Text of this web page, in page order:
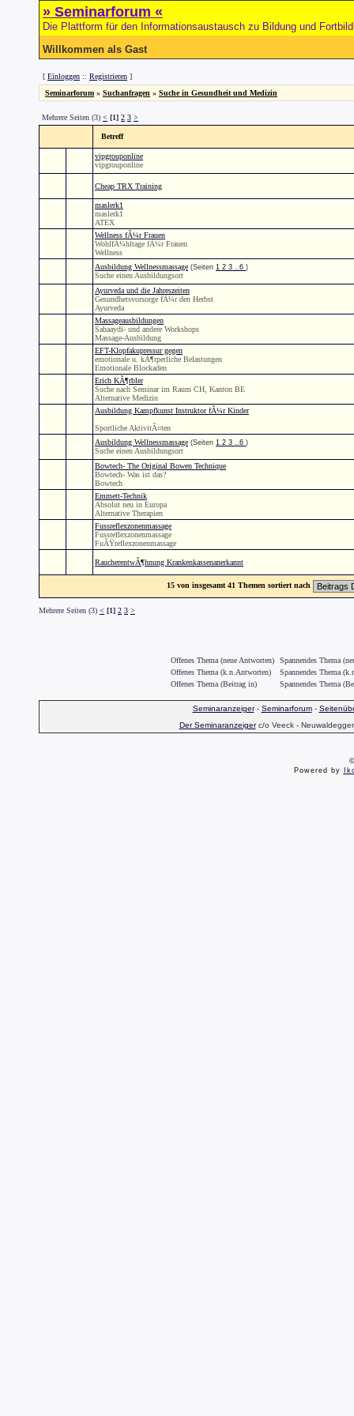
» Seminarforum «
Die Plattform für den Informationsaustausch zu Bildung und
Willkommen als Gast
[ Einloggen :: Registrieren ]
Seminarforum » Suchanfragen » Suche in Gesundheit und Medizin
Mehrere Seiten (3) < [1] 2 3 >
Betreff
vipgrouponline
vipgrouponline
Cheap TRX Training
maslerk1
maslerk1
ATEX
Wellness fÃ¼r Frauen
WohlfÃ¼hltage fÃ¼r Frauen
Wellness
Ausbildung Wellnessmassage (Seiten 1 2 3 ..6 )
Suche einen Ausbildungsort
Ayurveda und die Jahreszeiten
Gesundhetsvorsorge fÃ¼r den Herbst
Ayurveda
Massageausbildungen
Sabaaydi- und andere Workshops
Massage-Ausbildung
EFT-Klopfakupressur gegen
emotionale u. kÃ¶rperliche Belastungen
Emotionale Blockaden
Erich KÃ¶rbler
Suche nach Seminar im Raum CH, Kanton BE
Alternative Medizin
Ausbildung Kampfkunst Instruktor fÃ¼r Kinder
Sportliche AktivitÃ¤ten
Ausbildung Wellnessmassage (Seiten 1 2 3 ..6 )
Suche einen Ausbildungsort
Bowtech- The Original Bowen Technique
Bowtech- Was ist das?
Bowtech
Emmett-Technik
Absolut neu in Europa
Alternative Therapien
Fussreflexzonenmassage
Fussreflexzonenmassage
FuÃŸreflexzonenmassage
RaucherentwÃ¶hnung Krankenkassenanerkannt
15 von insgesamt 41 Themen sortiert nach
Mehrere Seiten (3) < [1] 2 3 >
Offenes Thema (neue Antworten)
Spannendes Thema
Offenes Thema (k.n.Antworten)
Spannendes Thema
Offenes Thema (Beitrag in)
Spannendes Thema
Seminaranzeiger- Seminarforum-
Der Seminaranzeigerc/o Veeck -
Powered by